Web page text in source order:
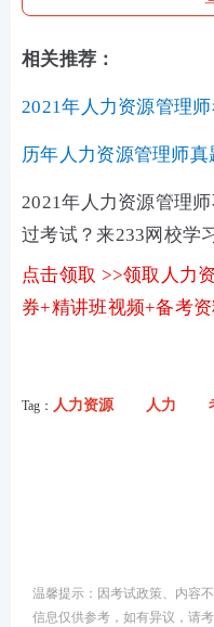
相关推荐：
2021年人力资源管理
历年人力资源管理师
2021年人力资源管理
过考试？来233网校学
点击领取 >>领取人力
券+精讲班视频+备考
Tag： 人力资源 人力
温馨提示：因考试政策、内容
信息仅供参考，如有异议，请